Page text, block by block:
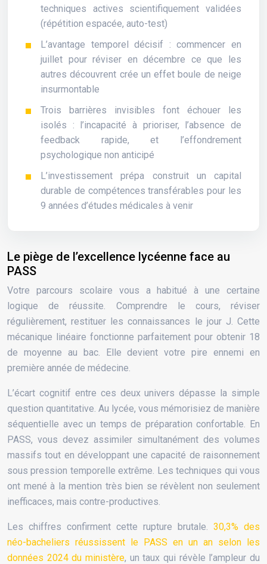
techniques actives scientifiquement validées
(répétition espacée, auto-test)
L’avantage temporel décisif : commencer en
juillet pour réviser en décembre ce que les
autres découvrent crée un effet boule de neige
insurmontable
Trois barrières invisibles font échouer les
isolés : l’incapacité à prioriser, l’absence de
feedback rapide, et l’effondrement
psychologique non anticipé
L’investissement prépa construit un capital
durable de compétences transférables pour les
9 années d’études médicales à venir
Le piège de l’excellence lycéenne face au
PASS
Votre parcours scolaire vous a habitué à une certaine
logique de réussite. Comprendre le cours, réviser
régulièrement, restituer les connaissances le jour J. Cette
mécanique linéaire fonctionne parfaitement pour obtenir 18
de moyenne au bac. Elle devient votre pire ennemi en
première année de médecine.
L’écart cognitif entre ces deux univers dépasse la simple
question quantitative. Au lycée, vous mémorisiez de manière
séquentielle avec un temps de préparation confortable. En
PASS, vous devez assimiler simultanément des volumes
massifs tout en développant une capacité de raisonnement
sous pression temporelle extrême. Les techniques qui vous
ont mené à la mention très bien se révèlent non seulement
inefficaces, mais contre-productives.
Les chiffres confirment cette rupture brutale. 30,3% des
néo-bacheliers réussissent le PASS en un an selon les
données 2024 du ministère, un taux qui révèle l’ampleur du